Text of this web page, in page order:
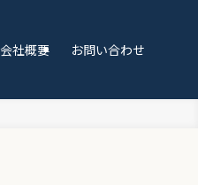
会社概要 お問い合わせ